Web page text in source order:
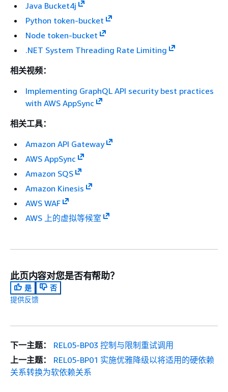
Java Bucket4j
Python token-bucket
Node token-bucket
.NET System Threading Rate Limiting
相关视频：
Implementing GraphQL API security best practices
with AWS AppSync
相关工具：
Amazon API Gateway
AWS AppSync
Amazon SQS
Amazon Kinesis
AWS WAF
AWS 上的虚拟等候室
此页内容对您是否有帮助？
是
否
提供反馈
下一主题：
REL05-BP03 控制与限制重试调用
上一主题：
REL05-BP01 实施优雅降级以将适用的硬依赖
关系转换为软依赖关系